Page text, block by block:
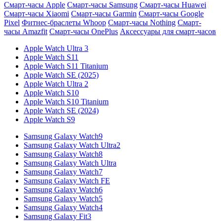
Смарт-часы Apple Смарт-часы Samsung Смарт-часы Huawei
Смарт-часы Xiaomi Смарт-часы Garmin Смарт-часы Google
Pixel Фитнес-браслеты Whoop Смарт-часы Nothing Смарт-
часы Amazfit Смарт-часы OnePlus Аксессуары для смарт-часов
Apple Watch Ultra 3
Apple Watch S11
Apple Watch S11 Titanium
Apple Watch SE (2025)
Apple Watch Ultra 2
Apple Watch S10
Apple Watch S10 Titanium
Apple Watch SE (2024)
Apple Watch S9
Samsung Galaxy Watch9
Samsung Galaxy Watch Ultra2
Samsung Galaxy Watch8
Samsung Galaxy Watch Ultra
Samsung Galaxy Watch7
Samsung Galaxy Watch FE
Samsung Galaxy Watch6
Samsung Galaxy Watch5
Samsung Galaxy Watch4
Samsung Galaxy Fit3